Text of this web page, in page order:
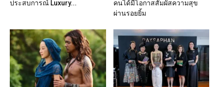
ประสบการณ์ Luxury...
คนได้มีโอกาสสัมผัสความสุข
ผ่านรอยยิ้ม